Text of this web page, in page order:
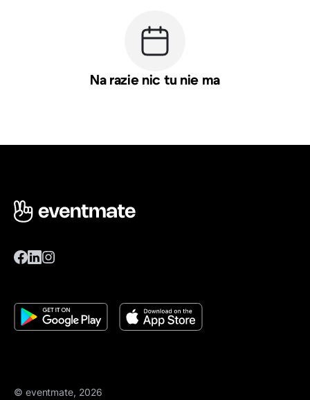
Na razie nic tu nie ma
© eventmate, 2026